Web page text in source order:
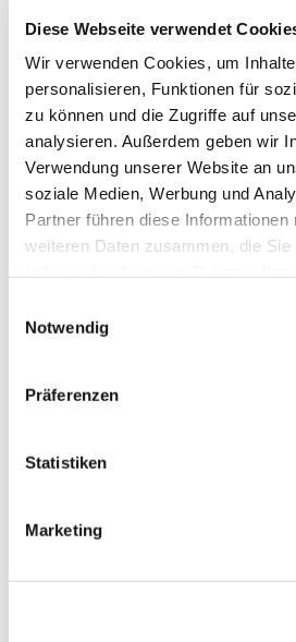
Diese Webseite verwendet
Wir verwenden Cookies, um
personalisieren, Funktionen für
zu können und die Zugriffe auf
analysieren. Außerdem geben wir
Verwendung unserer Website an
soziale Medien, Werbung und
Partner führen diese
weiteren Daten zusammen, die Sie
Notwendig
Präferenzen
Statistiken
Marketing
Dies könnte